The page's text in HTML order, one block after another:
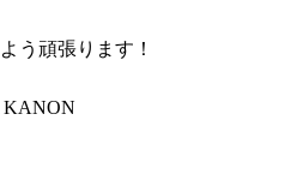
う頑張ります！
KANON